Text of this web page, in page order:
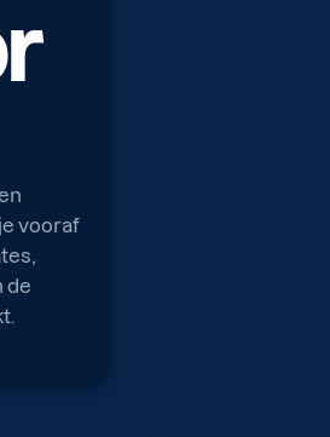
vooraf
de